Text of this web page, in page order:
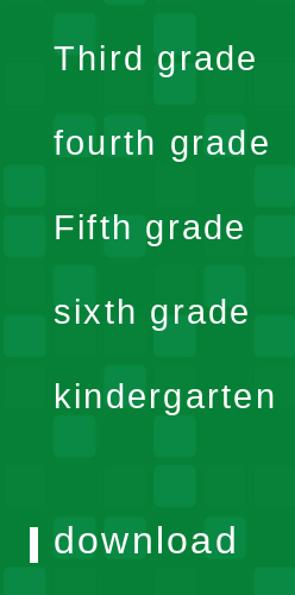
Third grade
fourth grade
Fifth grade
sixth grade
kindergarten
download